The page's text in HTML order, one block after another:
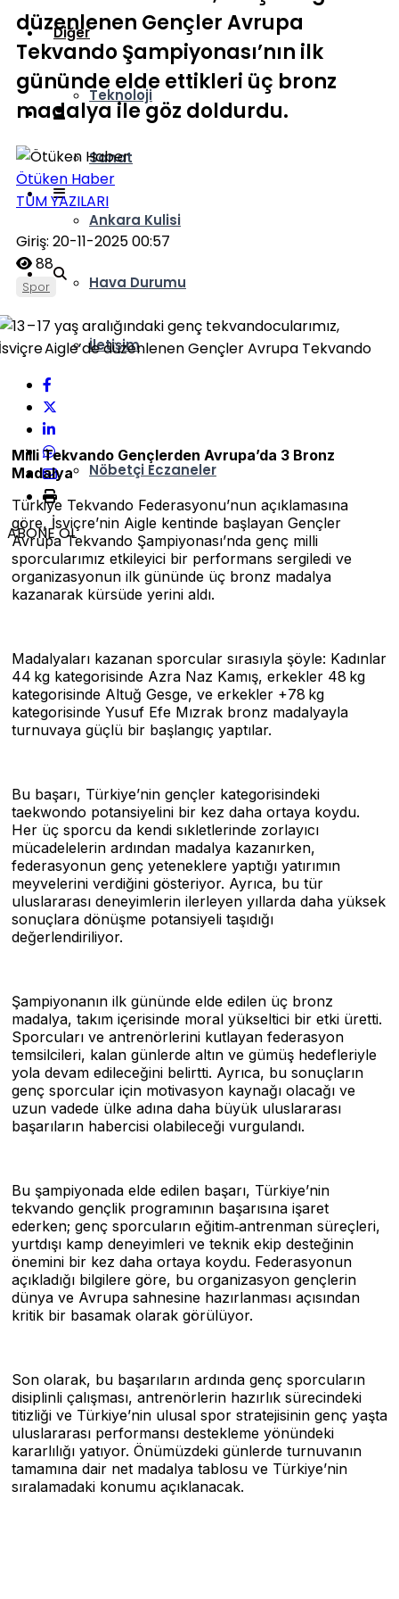
Diğer
Teknoloji
Sanat
Ankara Kulisi
Hava Durumu
İletişim
Nöbetçi Eczaneler
düzenlenen Gençler Avrupa
Tekvando Şampiyonası’nın ilk
gününde elde ettikleri üç bronz
madalya ile göz doldurdu.
Ötüken Haber
TÜM YAZILARI
Giriş: 20-11-2025 00:57
88
Spor
ABONE OL
Milli Tekvando Gençlerden Avrupa’da 3 Bronz
Madalya
Türkiye Tekvando Federasyonu’nun açıklamasına
göre, İsviçre’nin Aigle kentinde başlayan Gençler
Avrupa Tekvando Şampiyonası’nda genç milli
sporcularımız etkileyici bir performans sergiledi ve
organizasyonun ilk gününde üç bronz madalya
kazanarak kürsüde yerini aldı.
Madalyaları kazanan sporcular sırasıyla şöyle: Kadınlar
44 kg kategorisinde Azra Naz Kamış, erkekler 48 kg
kategorisinde Altuğ Gesge, ve erkekler +78 kg
kategorisinde Yusuf Efe Mızrak bronz madalyayla
turnuvaya güçlü bir başlangıç yaptılar.
Bu başarı, Türkiye’nin gençler kategorisindeki
taekwondo potansiyelini bir kez daha ortaya koydu.
Her üç sporcu da kendi sıkletlerinde zorlayıcı
mücadelelerin ardından madalya kazanırken,
federasyonun genç yeteneklere yaptığı yatırımın
meyvelerini verdiğini gösteriyor. Ayrıca, bu tür
uluslararası deneyimlerin ilerleyen yıllarda daha yüksek
sonuçlara dönüşme potansiyeli taşıdığı
değerlendiriliyor.
Şampiyonanın ilk gününde elde edilen üç bronz
madalya, takım içerisinde moral yükseltici bir etki üretti.
Sporcuları ve antrenörlerini kutlayan federasyon
temsilcileri, kalan günlerde altın ve gümüş hedefleriyle
yola devam edileceğini belirtti. Ayrıca, bu sonuçların
genç sporcular için motivasyon kaynağı olacağı ve
uzun vadede ülke adına daha büyük uluslararası
başarıların habercisi olabileceği vurgulandı.
Bu şampiyonada elde edilen başarı, Türkiye’nin
tekvando gençlik programının başarısına işaret
ederken; genç sporcuların eğitim‑antrenman süreçleri,
yurtdışı kamp deneyimleri ve teknik ekip desteğinin
önemini bir kez daha ortaya koydu. Federasyonun
açıkladığı bilgilere göre, bu organizasyon gençlerin
dünya ve Avrupa sahnesine hazırlanması açısından
kritik bir basamak olarak görülüyor.
Son olarak, bu başarıların ardında genç sporcuların
disiplinli çalışması, antrenörlerin hazırlık sürecindeki
titizliği ve Türkiye’nin ulusal spor stratejisinin genç yaşta
uluslararası performansı destekleme yönündeki
kararlılığı yatıyor. Önümüzdeki günlerde turnuvanın
tamamına dair net madalya tablosu ve Türkiye’nin
sıralamadaki konumu açıklanacak.